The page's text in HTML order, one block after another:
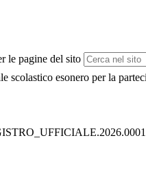
le pagine del sito
scolastico esonero per la